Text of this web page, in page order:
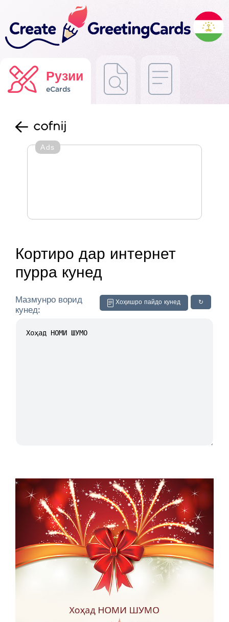
Рузии
eCards
cofnij
Ads
Кортиро дар интернет
пурра кунед
↻
Хоҳишро пайдо кунед
Мазмунро ворид
кунед: